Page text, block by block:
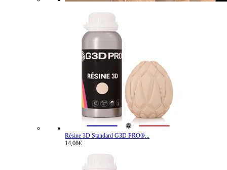
Résine 3D Standard G3D PRO®...
14,08€